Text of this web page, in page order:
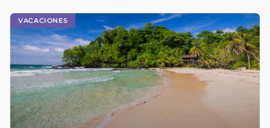
VACACIONES